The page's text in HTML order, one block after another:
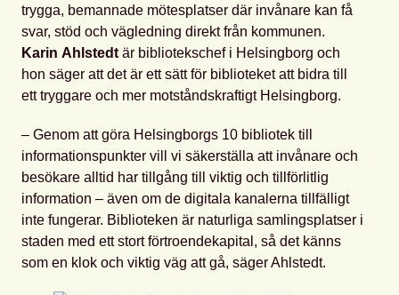
trygga, bemannade mötesplatser där invånare kan få
svar, stöd och vägledning direkt från kommunen.
Karin Ahlstedt är bibliotekschef i Helsingborg och
hon säger att det är ett sätt för biblioteket att bidra till
ett tryggare och mer motståndskraftigt Helsingborg.
– Genom att göra Helsingborgs 10 bibliotek till
informationspunkter vill vi säkerställa att invånare och
besökare alltid har tillgång till viktig och tillförlitlig
information – även om de digitala kanalerna tillfälligt
inte fungerar. Biblioteken är naturliga samlingsplatser i
staden med ett stort förtroendekapital, så det känns
som en klok och viktig väg att gå, säger Ahlstedt.